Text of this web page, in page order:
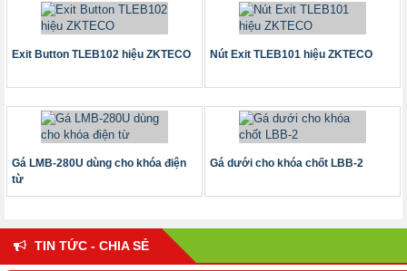
Exit Button TLEB102 hiệu ZKTECO Nút Exit TLEB101 hiệu ZKTECO
Gá LMB-280U dùng cho khóa điện
từ
Gá dưới cho khóa chốt LBB-2
TIN TỨC - CHIA SẺ